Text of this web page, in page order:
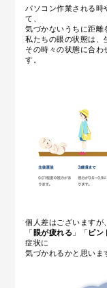
パソコン作業される時
て、
気づかないうちに距離
私たちの眼の状態は、
その時々の状態に合わ
す。
個人差はございますが
「 眼が疲れる 」「 ピン
症状に
気づかれるかと思いま